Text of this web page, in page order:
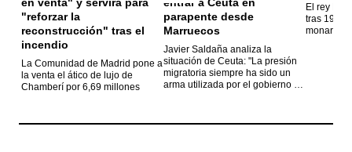
La Comunidad de Madrid pone a
la venta el ático de lujo de
Chamberí por 6,69 millones
Javier Saldaña analiza la
situación de Ceuta: "La presión
migratoria siempre ha sido un
arma utilizada por el gobierno de
El rey
tras 19
monarca